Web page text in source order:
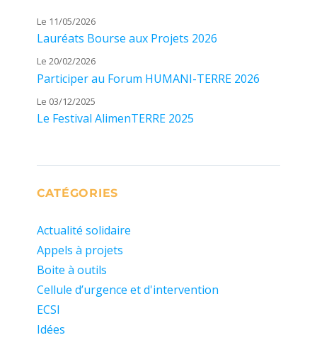
Le 11/05/2026
Lauréats Bourse aux Projets 2026
Le 20/02/2026
Participer au Forum HUMANI-TERRE 2026
Le 03/12/2025
Le Festival AlimenTERRE 2025
CATÉGORIES
Actualité solidaire
Appels à projets
Boite à outils
Cellule d’urgence et d'intervention
ECSI
Idées